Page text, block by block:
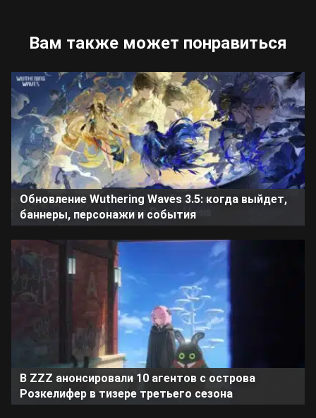
Вам также может понравиться
Обновление Wuthering Waves 3.5: когда выйдет,
баннеры, персонажи и события
В ZZZ анонсировали 10 агентов с острова
Розкелифер в тизере третьего сезона